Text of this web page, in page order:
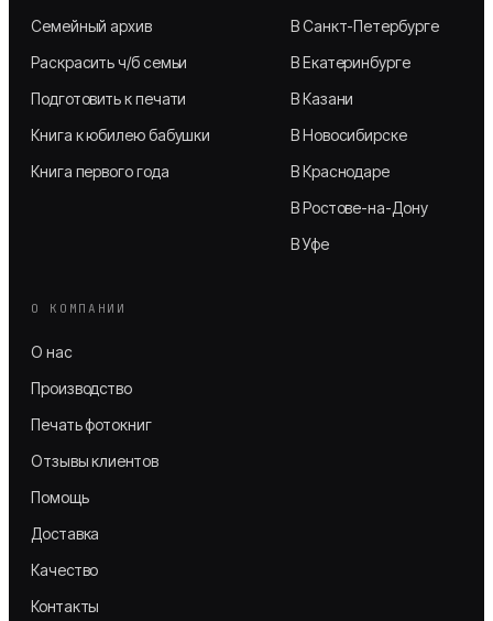
Семейный архив
Раскрасить ч/б семьи
Подготовить к печати
Книга к юбилею бабушки
Книга первого года
В Санкт-Петербурге
В Екатеринбурге
В Казани
В Новосибирске
В Краснодаре
В Ростове-на-Дону
В Уфе
О КОМПАНИИ
О нас
Производство
Печать фотокниг
Отзывы клиентов
Помощь
Доставка
Качество
Контакты